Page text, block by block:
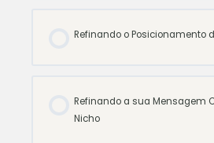
Refinando o Posicionamento
Refinando a sua Mensagem
Nicho